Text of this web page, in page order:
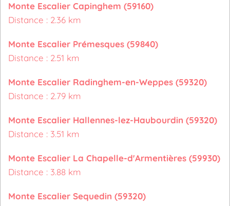
Monte Escalier Capinghem (59160)
Distance : 2.36 km
Monte Escalier Prémesques (59840)
Distance : 2.51 km
Monte Escalier Radinghem-en-Weppes (59320)
Distance : 2.79 km
Monte Escalier Hallennes-lez-Haubourdin (59320)
Distance : 3.51 km
Monte Escalier La Chapelle-d'Armentières (59930)
Distance : 3.88 km
Monte Escalier Sequedin (59320)